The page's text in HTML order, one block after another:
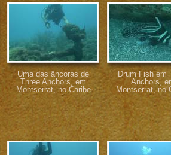
Uma das âncoras de
Three Anchors, em
Montserrat, no Caribe
Drum Fish em
Anchors,
Montserrat, no